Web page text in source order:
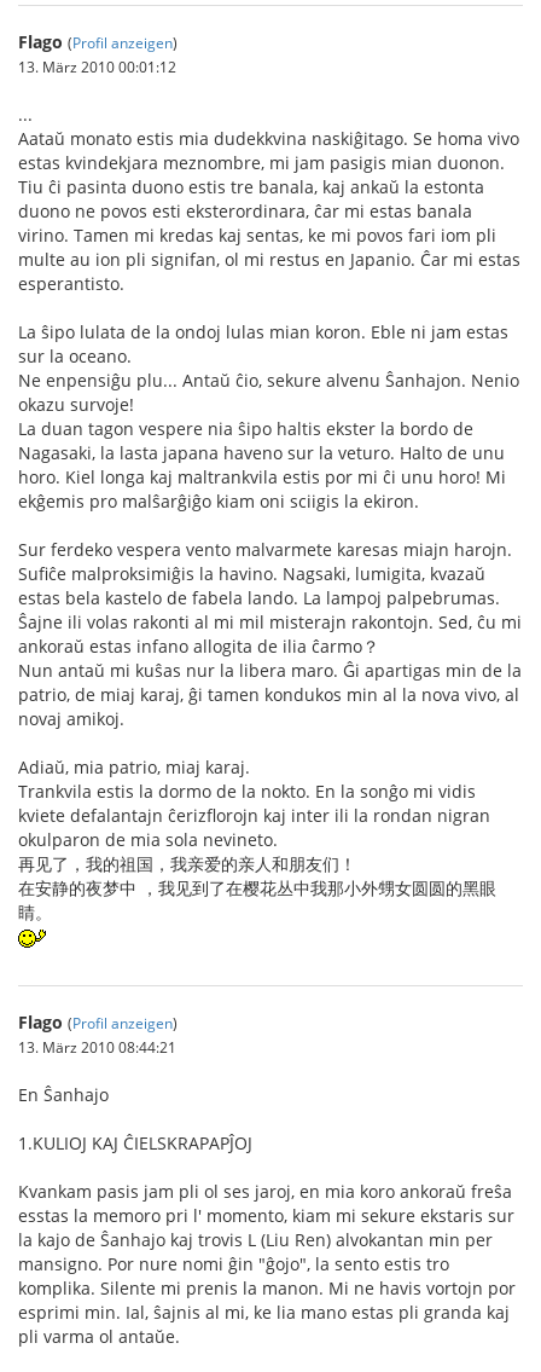
Flago (Profil anzeigen)
13. März 2010 00:01:12
...
Aataŭ monato estis mia dudekkvina naskiĝitago. Se homa vivo
estas kvindekjara meznombre, mi jam pasigis mian duonon.
Tiu ĉi pasinta duono estis tre banala, kaj ankaŭ la estonta
duono ne povos esti eksterordinara, ĉar mi estas banala
virino. Tamen mi kredas kaj sentas, ke mi povos fari iom pli
multe au ion pli signifan, ol mi restus en Japanio. Ĉar mi estas
esperantisto.
La ŝipo lulata de la ondoj lulas mian koron. Eble ni jam estas
sur la oceano.
Ne enpensiĝu plu... Antaŭ ĉio, sekure alvenu Ŝanhajon. Nenio
okazu survoje!
La duan tagon vespere nia ŝipo haltis ekster la bordo de
Nagasaki, la lasta japana haveno sur la veturo. Halto de unu
horo. Kiel longa kaj maltrankvila estis por mi ĉi unu horo! Mi
ekĝemis pro malŝarĝiĝo kiam oni sciigis la ekiron.
Sur ferdeko vespera vento malvarmete karesas miajn harojn.
Sufiĉe malproksimiĝis la havino. Nagsaki, lumigita, kvazaŭ
estas bela kastelo de fabela lando. La lampoj palpebrumas.
Ŝajne ili volas rakonti al mi mil misterajn rakontojn. Sed, ĉu mi
ankoraŭ estas infano allogita de ilia ĉarmo？
Nun antaŭ mi kuŝas nur la libera maro. Ĝi apartigas min de la
patrio, de miaj karaj, ĝi tamen kondukos min al la nova vivo, al
novaj amikoj.
Adiaŭ, mia patrio, miaj karaj.
Trankvila estis la dormo de la nokto. En la sonĝo mi vidis
kviete defalantajn ĉerizflorojn kaj inter ili la rondan nigran
okulparon de mia sola nevineto.
再见了，我的祖国，我亲爱的亲人和朋友们！
在安静的夜梦中 ，我见到了在樱花丛中我那小外甥女圆圆的黑眼
睛。
Flago (Profil anzeigen)
13. März 2010 08:44:21
En Ŝanhajo
1.KULIOJ KAJ ĈIELSKRAPAPĴOJ
Kvankam pasis jam pli ol ses jaroj, en mia koro ankoraŭ freŝa
esstas la memoro pri l' momento, kiam mi sekure ekstaris sur
la kajo de Ŝanhajo kaj trovis L (Liu Ren) alvokantan min per
mansigno. Por nure nomi ĝin "ĝojo", la sento estis tro
komplika. Silente mi prenis la manon. Mi ne havis vortojn por
esprimi min. Ial, ŝajnis al mi, ke lia mano estas pli granda kaj
pli varma ol antaŭe.